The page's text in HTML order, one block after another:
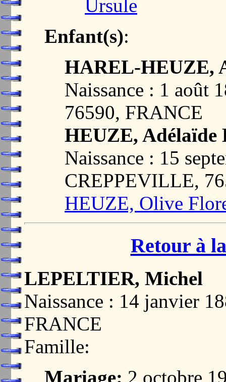
Ursule
Enfant(s):
HAREL-HEUZE,
Naissance : 1 août
76590, FRANCE
HEUZE, Adélaïde
Naissance : 15
CREPPEVILLE,
HEUZE, Olive
Retour à
LEPELTIER, Michel
Naissance : 14 janvier
FRANCE
Famille:
Mariage: 2 octobre